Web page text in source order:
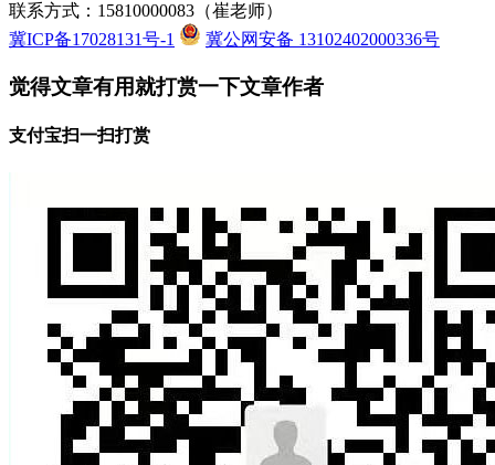
联系方式：15810000083（崔老师）
冀ICP备17028131号-1
冀公网安备 13102402000336号
觉得文章有用就打赏一下文章作者
支付宝扫一扫打赏